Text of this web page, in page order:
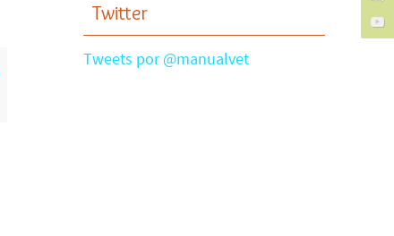
Twitter
Tweets por @manualvet